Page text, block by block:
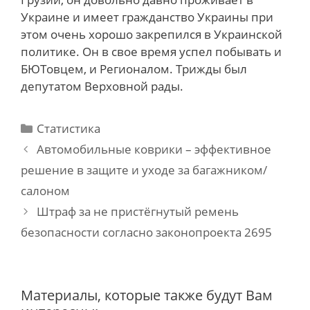
Украине и имеет гражданство Украины при
этом очень хорошо закрепился в Украинской
политике. Он в свое время успел побывать и
БЮТовцем, и Регионалом. Трижды был
депутатом Верховной рады.
Categories
Статистика
PostАвтомобильные коврики – эффективное
решение в защите и уходе за багажником/
салоном
Штраф за не пристёгнутый ремень
безопасности согласно законопроекта 2695
Материалы, которые также будут Вам